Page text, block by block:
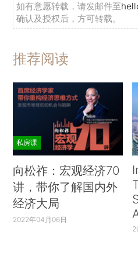
如有意愿转载，请发邮件至
确认及授权后，方可转载。
推荐阅读
私房课
向松祚：宏观经济70
讲，带你了解国内外
经济大局
2022年04月06日